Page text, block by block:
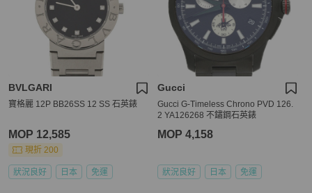
BVLGARI
寶格麗 12P BB26SS 12 SS 石英錶
MOP 12,585
現折 200
狀況良好 日本 免運
Gucci
Gucci G-Timeless Chrono PVD 126.
2 YA126268 不鏽鋼石英錶
MOP 4,158
狀況良好 日本 免運